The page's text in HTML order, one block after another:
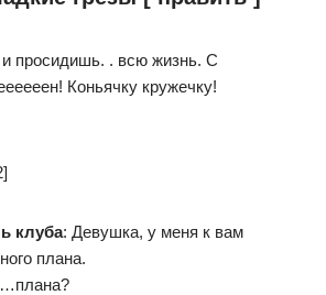
и просидишь. . всю жизнь. С
Коньячку кружечку!
клуба: Девушка, у меня к вам
плана.